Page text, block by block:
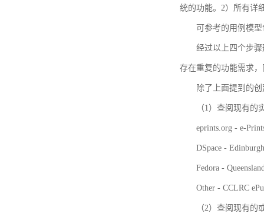
统的功能。2）所有详
可参考的用例模
经过以上四个步
存在重复的功能需求
除了上面提到的
（1）查阅现有的
eprints.org - e-
DSpace -
Fedora -
Other - CCLRC
（2）查阅现有